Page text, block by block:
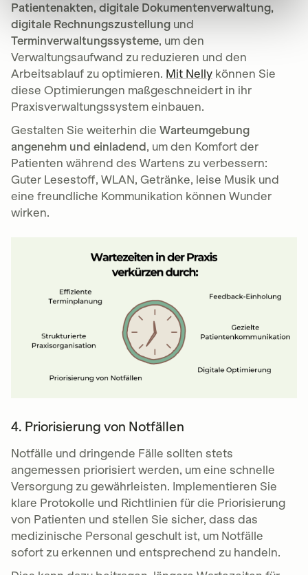
Patientenakten, digitale Dokumentenverwaltung,
digitale Rechnungszustellung und
Terminverwaltungssysteme, um den
Verwaltungsaufwand zu reduzieren und den
Arbeitsablauf zu optimieren. Mit Nelly können Sie
diese Optimierungen maßgeschneidert in ihr
Praxisverwaltungssystem einbauen.
Gestalten Sie weiterhin die Warteumgebung
angenehm und einladend, um den Komfort der
Patienten während des Wartens zu verbessern:
Guter Lesestoff, WLAN, Getränke, leise Musik und
eine freundliche Kommunikation können Wunder
wirken.
4. Priorisierung von Notfällen
Notfälle und dringende Fälle sollten stets
angemessen priorisiert werden, um eine schnelle
Versorgung zu gewährleisten. Implementieren Sie
klare Protokolle und Richtlinien für die Priorisierung
von Patienten und stellen Sie sicher, dass das
medizinische Personal geschult ist, um Notfälle
sofort zu erkennen und entsprechend zu handeln.